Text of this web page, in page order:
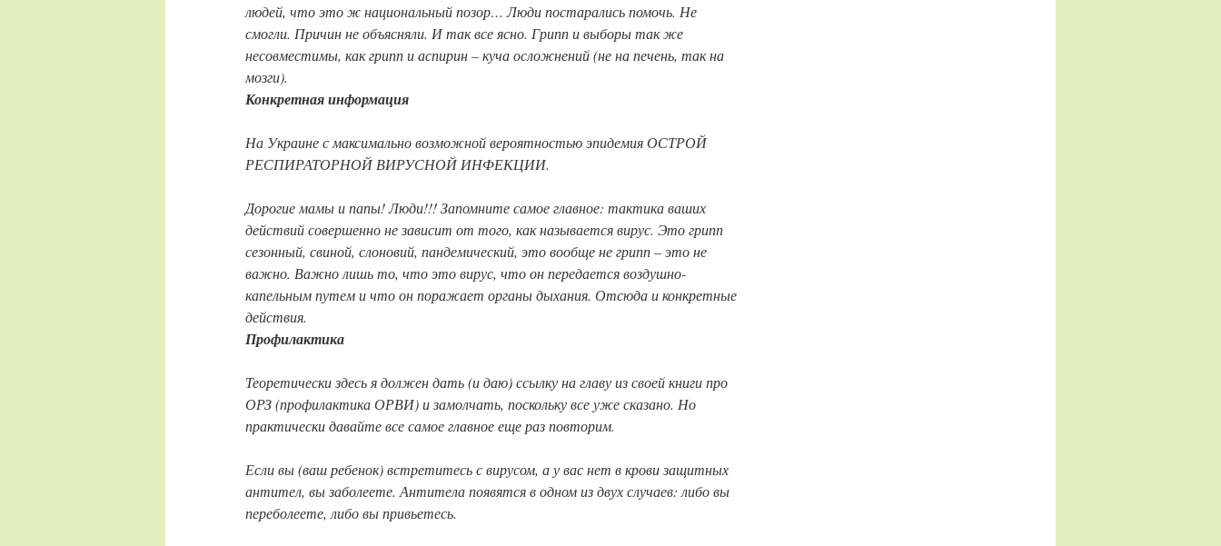
людей, что это ж национальный позор… Люди постарались помочь. Не
смогли. Причин не объясняли. И так все ясно. Грипп и выборы так же
несовместимы, как грипп и аспирин – куча осложнений (не на печень, так на
мозги).
Конкретная информация
На Украине с максимально возможной вероятностью эпидемия ОСТРОЙ
РЕСПИРАТОРНОЙ ВИРУСНОЙ ИНФЕКЦИИ.
Дорогие мамы и папы! Люди!!! Запомните самое главное: тактика ваших
действий совершенно не зависит от того, как называется вирус. Это грипп
сезонный, свиной, слоновий, пандемический, это вообще не грипп – это не
важно. Важно лишь то, что это вирус, что он передается воздушно-
капельным путем и что он поражает органы дыхания. Отсюда и конкретные
действия.
Профилактика
Теоретически здесь я должен дать (и даю) ссылку на главу из своей книги про
ОРЗ (профилактика ОРВИ) и замолчать, поскольку все уже сказано. Но
практически давайте все самое главное еще раз повторим.
Если вы (ваш ребенок) встретитесь с вирусом, а у вас нет в крови защитных
антител, вы заболеете. Антитела появятся в одном из двух случаев: либо вы
переболеете, либо вы привьетесь.